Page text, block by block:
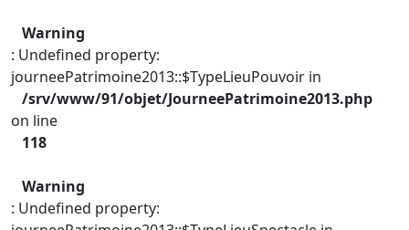
Warning
: Undefined property:
journeePatrimoine2013::$TypeLieuPouvoir in
/srv/www/91/objet/JourneePatrimoine2013.php
on line
118
Warning
: Undefined property: